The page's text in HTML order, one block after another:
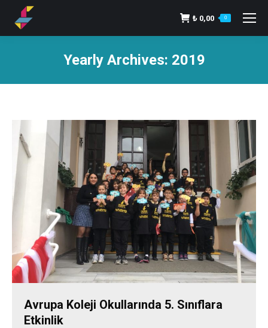
₺ 0,00 0
Yearly Archives: 2019
Avrupa Koleji Okullarında 5. Sınıflara
Etkinlik